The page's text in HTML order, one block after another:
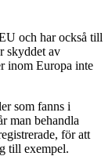
och har också till
skyddet av
inom Europa inte
som fanns i
man behandla
för att
till exempel.